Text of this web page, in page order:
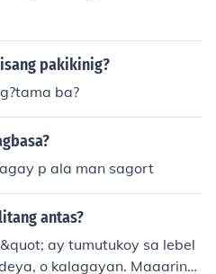
ito 4. Implayd na pakikini
nakatago sa likod n
hindi sinasabi ng tuwiran
- pinagtutuunan ang priba
pakikinig?
ba?
p ala man sagort
antas?
ay tumutukoy sa lebel
o kalagayan. Maaaring